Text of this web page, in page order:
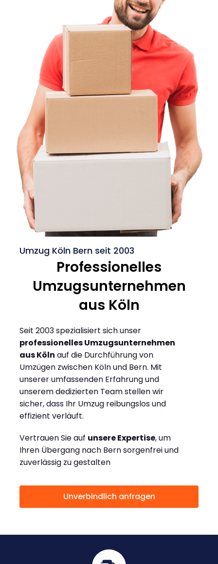
Umzug Köln Bern seit 2003
Professionelles
Umzugsunternehmen
aus Köln
Seit 2003 spezialisiert sich unser
professionelles Umzugsunternehmen
aus Köln auf die Durchführung von
Umzügen zwischen Köln und Bern. Mit
unserer umfassenden Erfahrung und
unserem dedizierten Team stellen wir
sicher, dass Ihr Umzug reibungslos und
effizient verläuft.
Vertrauen Sie auf unsere Expertise, um
Ihren Übergang nach Bern sorgenfrei und
zuverlässig zu gestalten
Unverbindlich anfragen